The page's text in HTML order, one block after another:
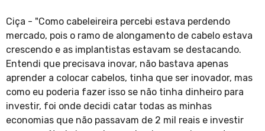
Ciça - "Como cabeleireira percebi estava perdendo
mercado, pois o ramo de alongamento de cabelo estava
crescendo e as implantistas estavam se destacando.
Entendi que precisava inovar, não bastava apenas
aprender a colocar cabelos, tinha que ser inovador, mas
como eu poderia fazer isso se não tinha dinheiro para
investir, foi onde decidi catar todas as minhas
economias que não passavam de 2 mil reais e investir